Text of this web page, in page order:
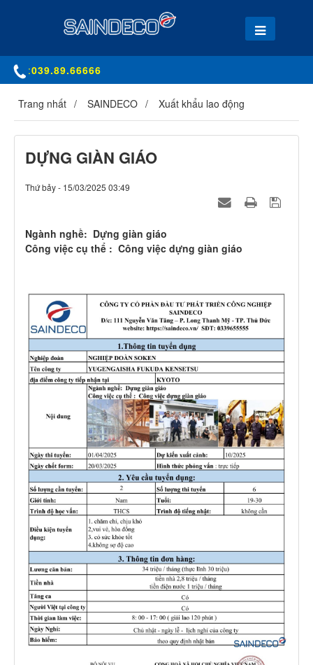
:039.89.66666
Trang nhất SAINDECO Xuất khẩu lao động
DỰNG GIÀN GIÁO
Thứ bảy - 15/03/2025 03:49
Ngành nghề: Dựng giàn giáo
Công việc cụ thể : Công việc dựng giàn giáo